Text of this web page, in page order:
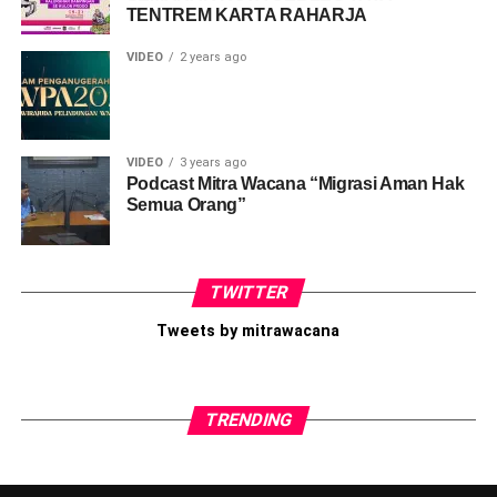
diinginkan.
TENTREM KARTA RAHARJA
VIDEO 2 years ago
VIDEO 3 years ago
Podcast Mitra Wacana “Migrasi Aman Hak
Semua Orang”
TWITTER
Tweets by mitrawacana
TRENDING